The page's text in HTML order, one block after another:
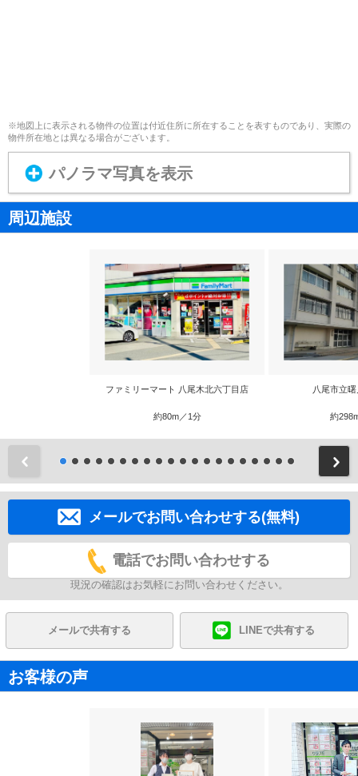
※地図上に表示される物件の位置は付近住所に所在することを表すものであり、実際の
物件所在地とは異なる場合がございます。
パノラマ写真を表示
周辺施設
ファミリーマート 八尾木北六丁目店
約80m／1分
八尾市立
約
メールでお問い合わせする(無料)
電話でお問い合わせする
現況の確認はお気軽にお問い合わせください。
メールで共有する LINEで共有する
お客様の声